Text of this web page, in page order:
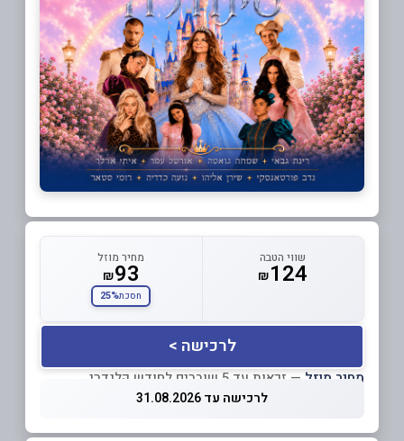
שווי הטבה
₪124
מחיר מוזל
₪93
חסכת25%
לרכישה >
מחיר מוזל — זכאות עד 5 שוברים לחודש קלנדרי
לרכישה עד 31.08.2026